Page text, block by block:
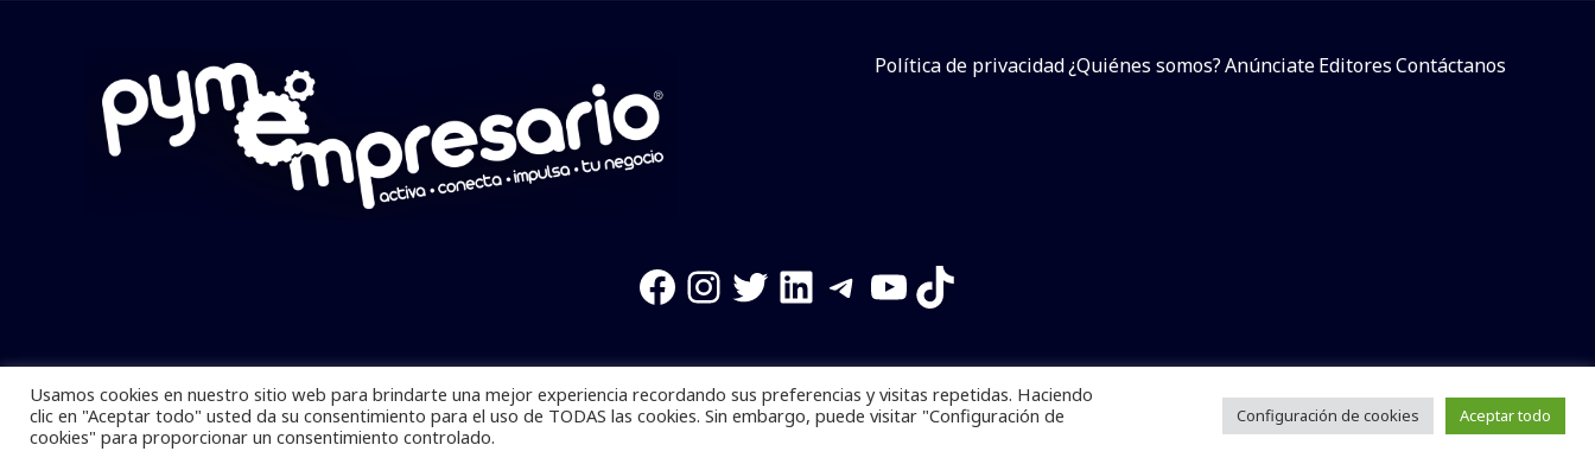
Política de privacidad¿Quiénes somos?AnúnciateEditoresContáctanos
Facebook
Instagram
Twitter
LinkedIn
Telegram
YouTube
TikTok
Pymempresario © 2025 Todos los derechos reservados. Se prohibe el uso de la información total o parcial sin dar referencia a la fuente.
Desarrollado poryalla ya!
Usamos cookies en nuestro sitio web para brindarte una mejor experiencia recordando sus preferencias y visitas repetidas. Haciendo
clic en "Aceptar todo" usted da su consentimiento para el uso de TODAS las cookies. Sin embargo, puede visitar "Configuración de
cookies" para proporcionar un consentimiento controlado.
Configuración de cookies Aceptar todo